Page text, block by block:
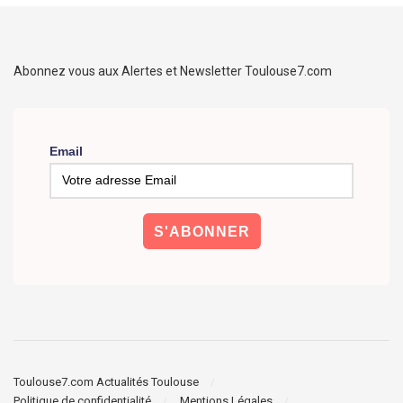
Abonnez vous aux Alertes et Newsletter Toulouse7.com
Email
Toulouse7.com Actualités Toulouse
Politique de confidentialité
Mentions Légales